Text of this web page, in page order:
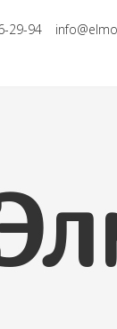
29-94